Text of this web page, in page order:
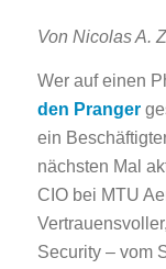
Von Nicolas A.
Wer auf einen
den Pranger
ein
nächsten Mal
CIO bei MTU
Security – vom